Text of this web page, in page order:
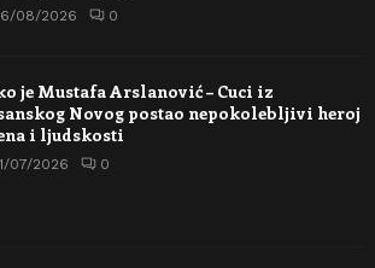
08/2026 0
je Mustafa Arslanović – Cuci iz
Novog postao nepokolebljivi heroj
i ljudskosti
07/2026 0